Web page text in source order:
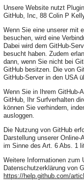
Unsere Website nutzt
GitHub, Inc, 88 Colin P
Wenn Sie eine unserer mit
besuchen, wird eine
Dabei wird dem GitHub-
besucht haben. Zudem
dann, wenn Sie nicht bei
GitHub besitzen. Die von
GitHub-Server in den USA
Wenn Sie in Ihrem GitHub-
GitHub, Ihr Surfverhalten
können Sie verhindern,
ausloggen.
Die Nutzung von GitHub
Darstellung unserer
im Sinne des Art. 6 Abs. 1
Weitere Informationen zum
Datenschutzerklärung von
https://help.github.com/